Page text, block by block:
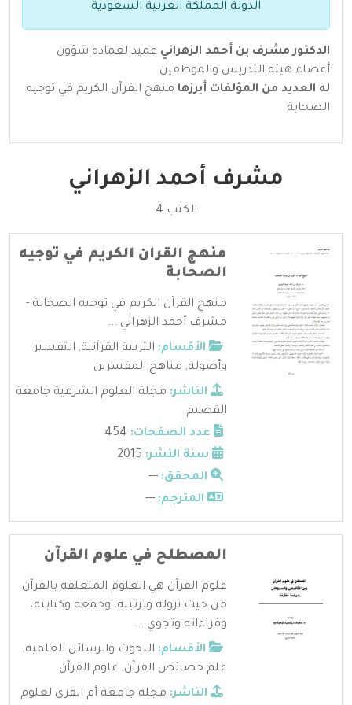
الدولة المملكة العربية السعودية
الدكتور مشرف بن أحمد الزهراني عميد لعمادة شؤون
أعضاء هيئة التدريس والموظفين
له العديد من المؤلفات أبرزها منهج القرآن الكريم في توجيه
الصحابة
مشرف أحمد الزهراني
الكتب 4
منهج القران الكريم في توجيه
الصحابة
منهج القرآن الكريم في توجيه الصحابة -
مشرف أحمد الزهراني ...
الأقسام: التربية القرآنية, التفسير
وأصوله, مناهج المفسرين
الناشر: مجلة العلوم الشرعية جامعة
القصيم
عدد الصفحات:
سنة النشر:
المحقق: ---
المترجم: ---
المصطلح في علوم القرآن
علوم القرآن هي العلوم المتعلقة بالقرآن
من حيث نزوله وترتيبه، وجمعه وكتابته،
وقراءاته وتجوي ...
الأقسام: البحوث والرسائل العلمية,
علم خصائص القرآن, علوم القرآن
الناشر: مجلة جامعة أم القرى لعلوم